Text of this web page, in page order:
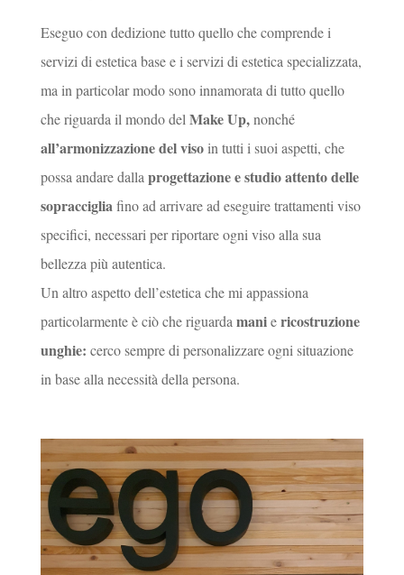
Eseguo con dedizione tutto quello che comprende i
servizi di estetica base e i servizi di estetica specializzata,
ma in particolar modo sono innamorata di tutto quello
che riguarda il mondo del Make Up,nonché
all’armonizzazione del viso in tutti i suoi aspetti, che
possa andare dalla progettazione e studio attento delle
sopraccigliafino ad arrivare ad eseguire trattamenti viso
specifici, necessari per riportare ogni viso alla sua
bellezza più autentica.
Un altro aspetto dell’estetica che mi appassiona
particolarmente è ciò che riguarda maniericostruzione
unghie: cerco sempre di personalizzare ogni situazione
in base alla necessità della persona.